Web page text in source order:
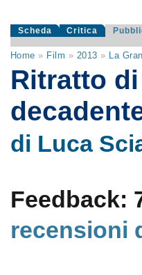
Scheda Critica
Home » Film » 2013 » La
Ritratto
di Luca
Feedback:
recensioni